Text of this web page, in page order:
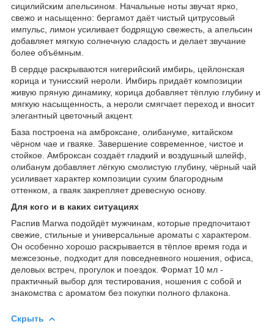
сицилийским апельсином. Начальные ноты звучат ярко,
свежо и насыщенно: бергамот даёт чистый цитрусовый
импульс, лимон усиливает бодрящую свежесть, а апельсин
добавляет мягкую солнечную сладость и делает звучание
более объёмным.
В сердце раскрываются нигерийский имбирь, цейлонская
корица и тунисский нероли. Имбирь придаёт композиции
живую пряную динамику, корица добавляет тёплую глубину и
мягкую насыщенность, а нероли смягчает переход и вносит
элегантный цветочный акцент.
База построена на амброксане, олибануме, китайском
чёрном чае и гваяке. Завершение современное, чистое и
стойкое. Амброксан создаёт гладкий и воздушный шлейф,
олибанум добавляет лёгкую смолистую глубину, чёрный чай
усиливает характер композиции сухим благородным
оттенком, а гваяк закрепляет древесную основу.
Для кого и в каких ситуациях
Распив Marwa подойдёт мужчинам, которые предпочитают
свежие, стильные и универсальные ароматы с характером.
Он особенно хорошо раскрывается в тёплое время года и
межсезонье, подходит для повседневного ношения, офиса,
деловых встреч, прогулок и поездок. Формат 10 мл -
практичный выбор для тестирования, ношения с собой и
знакомства с ароматом без покупки полного флакона.
Скрыть